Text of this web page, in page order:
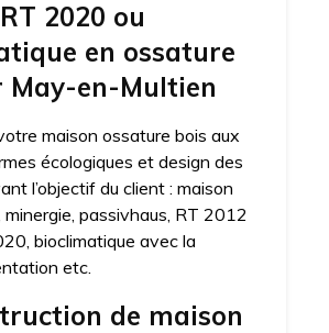
2020 ou
en ossature
May-en-Multien
maison ossature bois aux
écologiques et design des
l’objectif du client : maison
minergie, passivhaus, RT 2012
bioclimatique avec la
etc.
de maison